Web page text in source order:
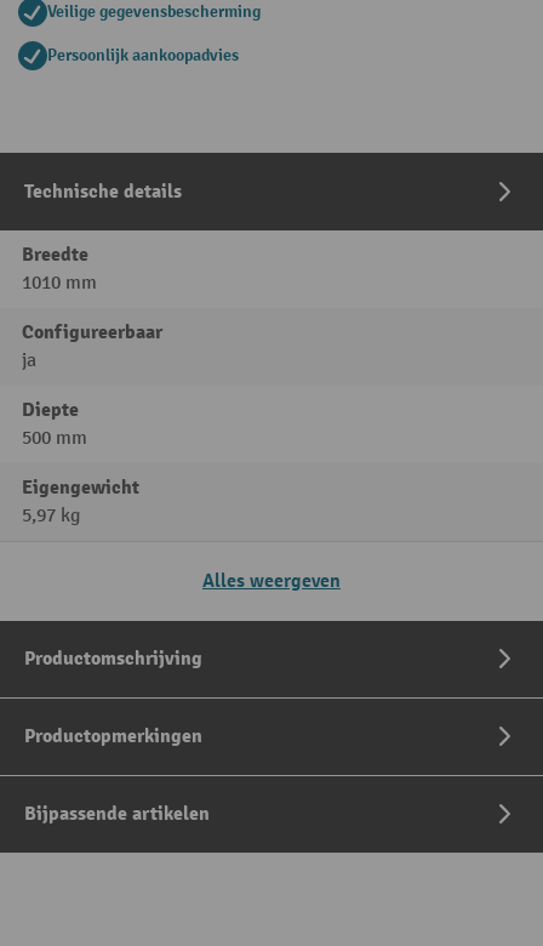
Veilige gegevensbescherming
Persoonlijk aankoopadvies
Technische details
Breedte
1010 mm
Configureerbaar
ja
Diepte
500 mm
Eigengewicht
5,97 kg
Alles weergeven
Productomschrijving
Productopmerkingen
Bijpassende artikelen